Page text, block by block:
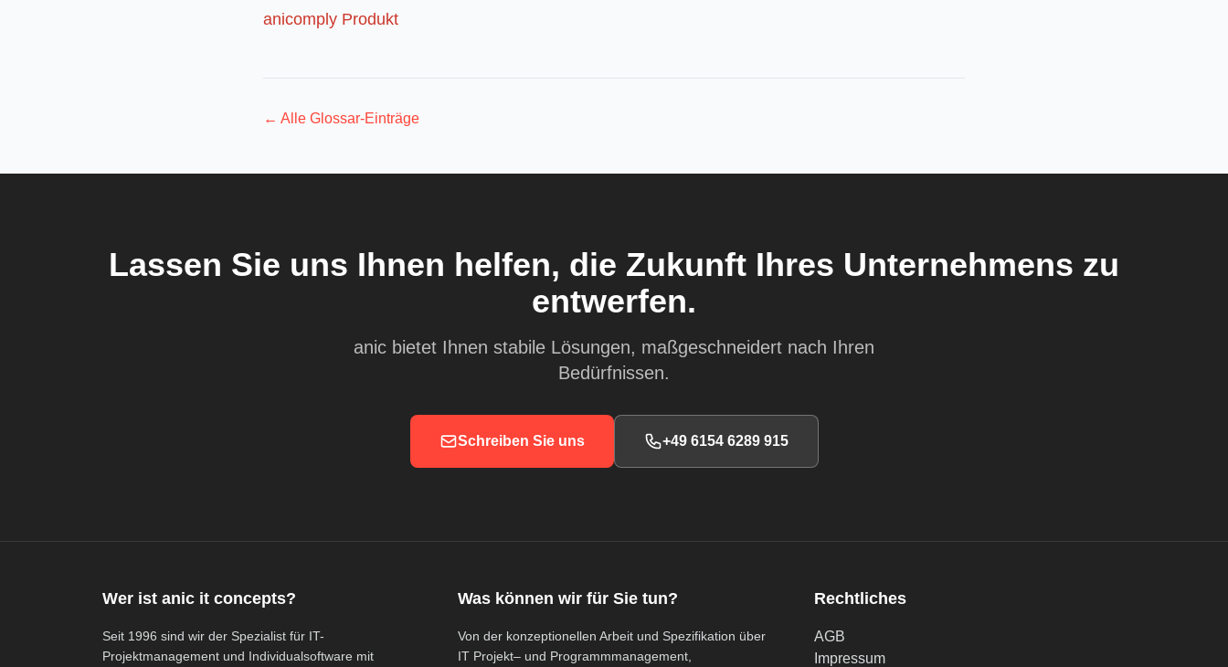
anicomply Produkt
← Alle Glossar-Einträge
Lassen Sie uns Ihnen helfen, die Zukunft Ihres Unternehmens zu
entwerfen.
anic bietet Ihnen stabile Lösungen, maßgeschneidert nach Ihren
Bedürfnissen.
Schreiben Sie uns +49 6154 6289 915
Wer ist anic it concepts?
Seit 1996 sind wir der Spezialist für IT-
Projektmanagement und Individualsoftware mit
Was können wir für Sie tun?
Von der konzeptionellen Arbeit und Spezifikation über
IT Projekt– und Programmmanagement,
Rechtliches
AGB
Impressum